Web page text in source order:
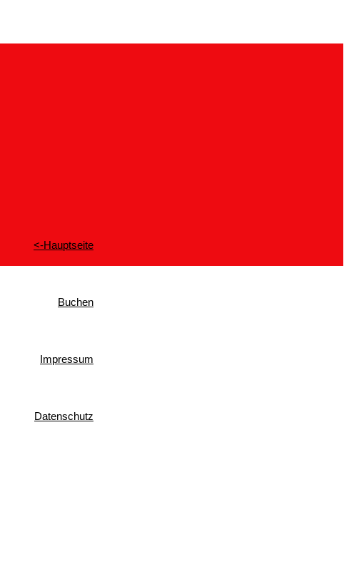
<-Hauptseite
Buchen
Impressum
Datenschutz